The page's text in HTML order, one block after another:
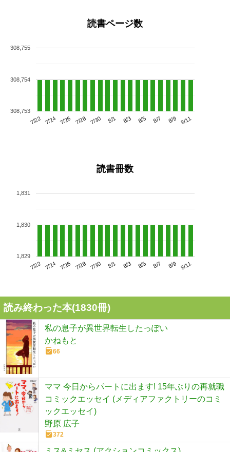
読書ページ数
7/22 7/24 7/26 7/28 7/30 8/1 8/3 8/5 8/7 8/9 8/11
308,753
308,754
308,755
読書冊数
7/22 7/24 7/26 7/28 7/30 8/1 8/3 8/5 8/7 8/9 8/11
1,829
1,830
1,831
読み終わった本(1830冊)
私の息子が異世界転生したっぽい
かねもと
66
ママ 今日からパートに出ます! 15年ぶりの再就職
コミックエッセイ (メディアファクトリーのコミ
ックエッセイ)
野原 広子
372